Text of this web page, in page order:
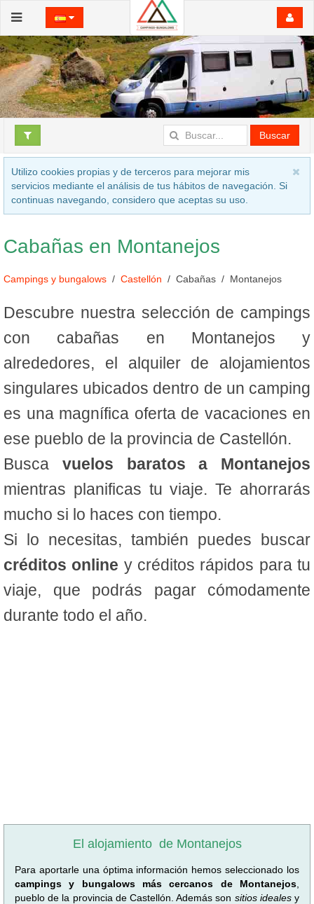
Buscar
Utilizo cookies propias y de terceros para mejorar mis
servicios mediante el análisis de tus hábitos de navegación. Si
continuas navegando, considero que aceptas su uso.
Cabañas en Montanejos
Campings y bungalows Castellón Cabañas Montanejos
Descubre nuestra selección de campings
con cabañas en Montanejos y
alrededores, el alquiler de alojamientos
singulares ubicados dentro de un camping
es una magnífica oferta de vacaciones en
ese pueblo de la provincia de Castellón.
Busca vuelos baratos a Montanejos
mientras planificas tu viaje. Te ahorrarás
mucho si lo haces con tiempo.
Si lo necesitas, también puedes buscar
créditos online y créditos rápidos para tu
viaje, que podrás pagar cómodamente
durante todo el año.
El alojamiento de Montanejos
Para aportarle una óptima información hemos seleccionado los
campings y bungalows más cercanos de Montanejos
pueblo de la provincia de Castellón. Además son sitios idealesy